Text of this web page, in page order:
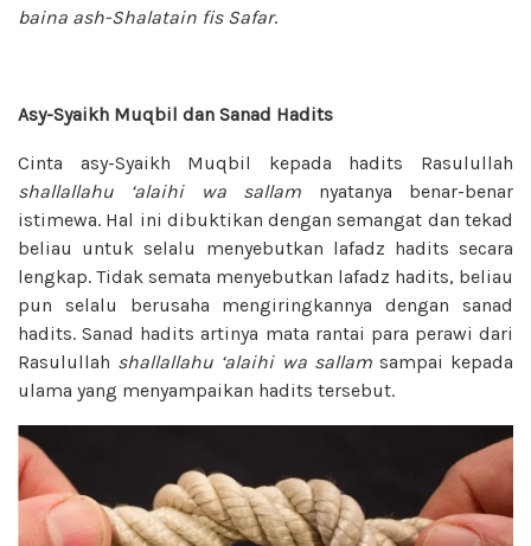
baina ash-Shalatain fis Safar.
Asy-Syaikh Muqbil dan Sanad Hadits
Cinta asy-Syaikh Muqbil kepada hadits Rasulullah
shallallahu ‘alaihi wa sallam nyatanya benar-benar
istimewa. Hal ini dibuktikan dengan semangat dan tekad
beliau untuk selalu menyebutkan lafadz hadits secara
lengkap. Tidak semata menyebutkan lafadz hadits, beliau
pun selalu berusaha mengiringkannya dengan sanad
hadits. Sanad hadits artinya mata rantai para perawi dari
Rasulullah shallallahu ‘alaihi wa sallamsampai kepada
ulama yang menyampaikan hadits tersebut.